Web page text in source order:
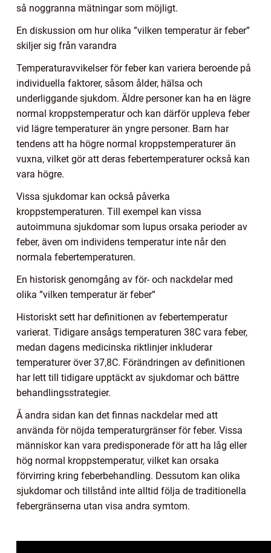
så noggranna mätningar som möjligt.
En diskussion om hur olika ”vilken temperatur är feber”
skiljer sig från varandra
Temperaturavvikelser för feber kan variera beroende på
individuella faktorer, såsom ålder, hälsa och
underliggande sjukdom. Äldre personer kan ha en lägre
normal kroppstemperatur och kan därför uppleva feber
vid lägre temperaturer än yngre personer. Barn har
tendens att ha högre normal kroppstemperaturer än
vuxna, vilket gör att deras febertemperaturer också kan
vara högre.
Vissa sjukdomar kan också påverka
kroppstemperaturen. Till exempel kan vissa
autoimmuna sjukdomar som lupus orsaka perioder av
feber, även om individens temperatur inte når den
normala febertemperaturen.
En historisk genomgång av för- och nackdelar med
olika ”vilken temperatur är feber”
Historiskt sett har definitionen av febertemperatur
varierat. Tidigare ansågs temperaturen 38C vara feber,
medan dagens medicinska riktlinjer inkluderar
temperaturer över 37,8C. Förändringen av definitionen
har lett till tidigare upptäckt av sjukdomar och bättre
behandlingsstrategier.
Å andra sidan kan det finnas nackdelar med att
använda för nöjda temperaturgränser för feber. Vissa
människor kan vara predisponerade för att ha låg eller
hög normal kroppstemperatur, vilket kan orsaka
förvirring kring feberbehandling. Dessutom kan olika
sjukdomar och tillstånd inte alltid följa de traditionella
febergränserna utan visa andra symtom.